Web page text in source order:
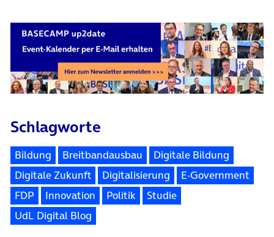
Schlagworte
Bildung Breitbandausbau
Digitale Bildung
Digitale Zukunft
Digitalisierung
E-Government
FDP
Innovation Politik
Studie
UdL Digital Blog